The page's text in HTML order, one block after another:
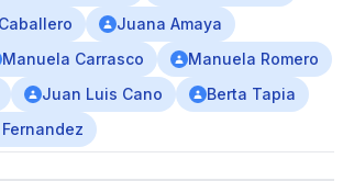
Juana Amaya
Manuela Carrasco
Manuela Romero
Juan Luis Cano
Berta Tapia